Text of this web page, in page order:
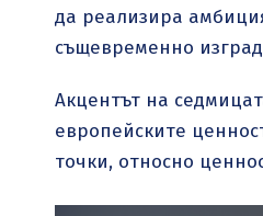
да реализира
същевременно
Акцентът на
европейските
точки, относно